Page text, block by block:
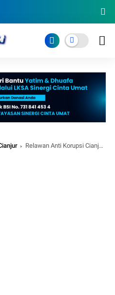
Relawan Anti Korupsi Cianjur, Seharusnya Kajati Jabar Tetapkan Status Bupati Cianjur